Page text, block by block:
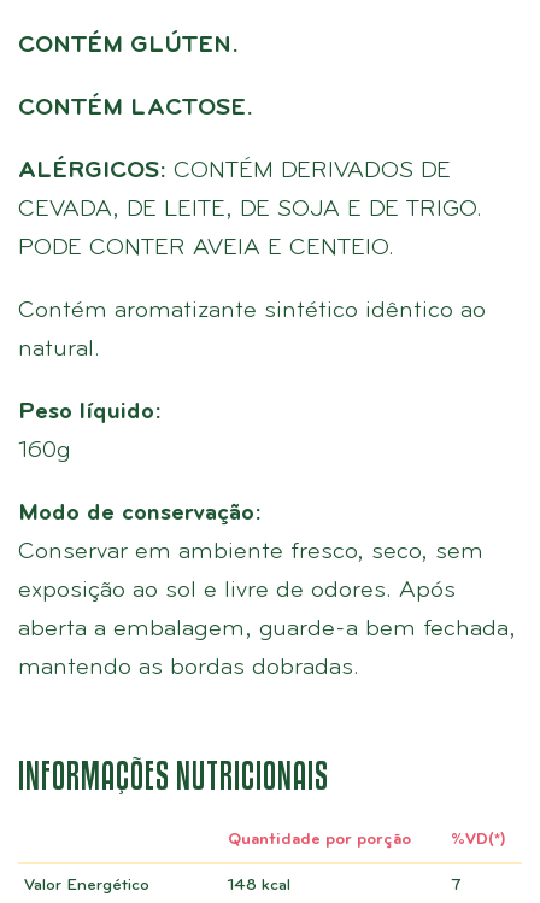
CONTÉM GLÚTEN.
CONTÉM LACTOSE.
ALÉRGICOS: CONTÉM DERIVADOS DE
CEVADA, DE LEITE, DE SOJA E DE TRIGO.
PODE CONTER AVEIA E CENTEIO.
Contém aromatizante sintético idêntico ao
natural.
Peso líquido:
160g
Modo de conservação:
Conservar em ambiente fresco, seco, sem
exposição ao sol e livre de odores. Após
aberta a embalagem, guarde-a bem fechada,
mantendo as bordas dobradas.
INFORMAÇÕES NUTRICIONAIS
Quantidade por porção %VD(*)
Valor Energético 148 kcal 7